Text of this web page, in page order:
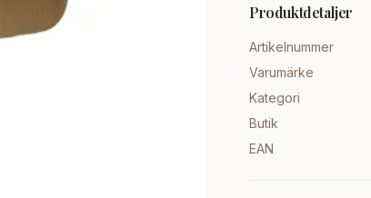
Produktdetaljer
Artikelnummer
Varumärke
Kategori
Butik
EAN